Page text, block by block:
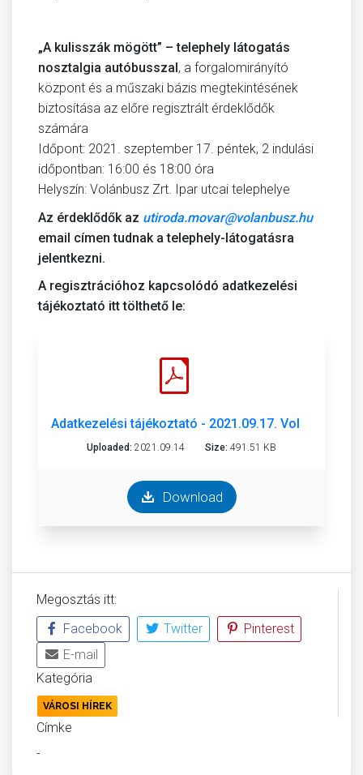
„A kulisszák mögött” – telephely látogatás
nosztalgia autóbusszal , a forgalomirányító
központ és a műszaki bázis megtekintésének
biztosítása az előre regisztrált érdeklődők
számára
Időpont: 2021. szeptember 17. péntek, 2 indulási
időpontban: 16:00 és 18:00 óra
Helyszín: Volánbusz Zrt. Ipar utcai telephelye
Az érdeklődők az utiroda.movar@volanbusz.hu
email címen tudnak a telephely-látogatásra
jelentkezni.
A regisztrációhoz kapcsolódó adatkezelési
tájékoztató itt tölthető le:
Adatkezelési tájékoztató - 2021.09.17. Volánbusz
Uploaded: 2021.09.14 Size: 491.51 KB
Download
Megosztás itt:
Facebook
Twitter
Pinterest
E-mail
Kategória
VÁROSI HÍREK
Címke
-